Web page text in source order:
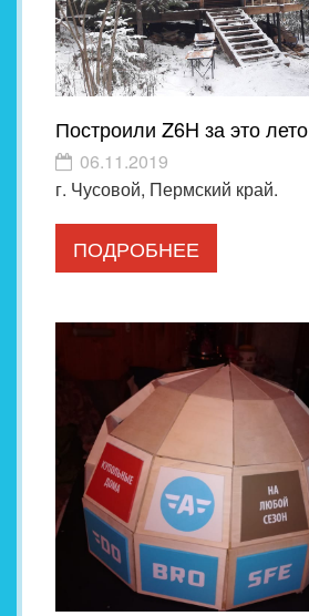
Построили Z6H за это лето
06.11.2019
г. Чусовой, Пермский край.
ПОДРОБНЕЕ